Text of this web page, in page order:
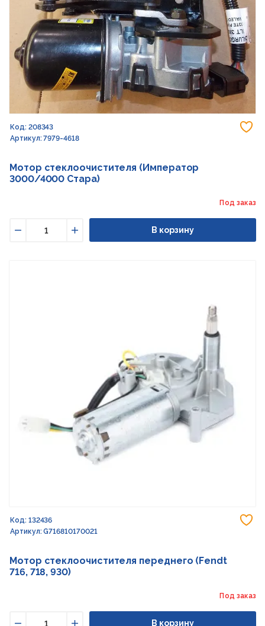
Код: 208343
Артикул: 7979-4618
Мотор стеклоочистителя (Император
3000/4000 Стара)
Под заказ
Увеличить
В корзину
Код: 132436
Артикул: G716810170021
Мотор стеклоочистителя переднего (Fendt
716, 718, 930)
Под заказ
В корзину